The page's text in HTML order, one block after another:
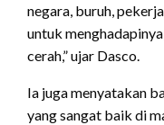
negara, buruh,
untuk
cerah,” ujar Dasco.
Ia juga menyatakan
yang sangat baik di